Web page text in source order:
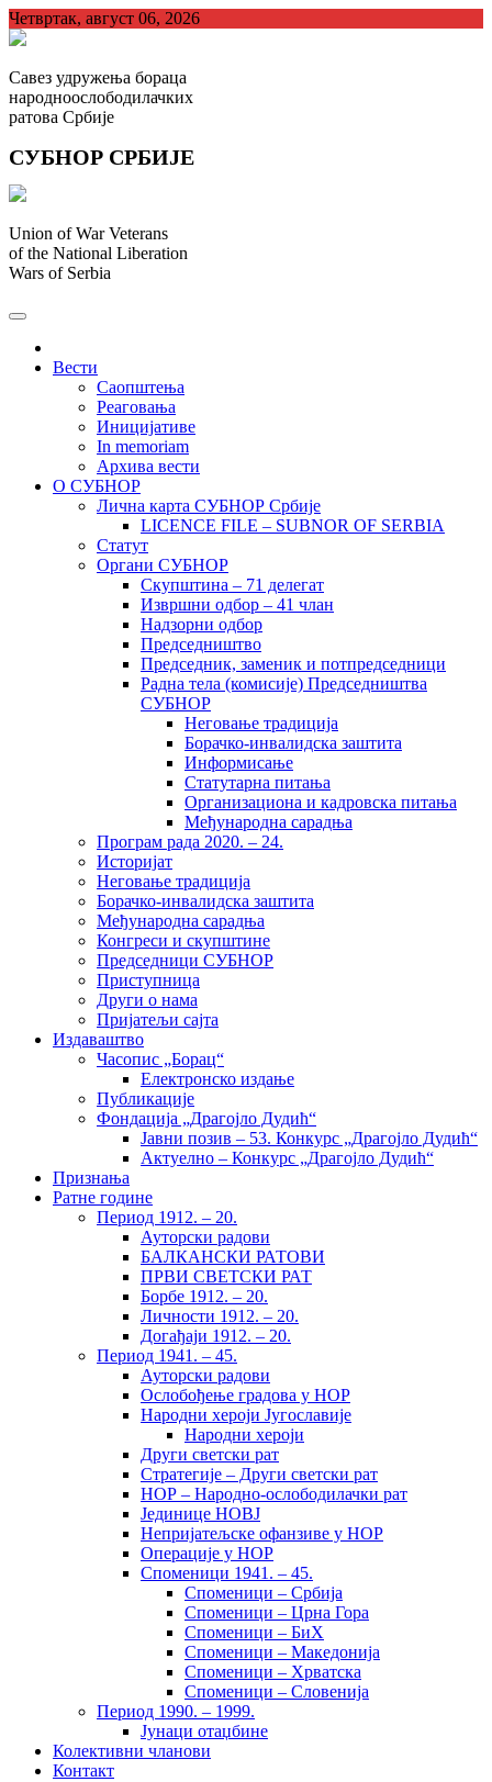
Skip
to
Четвртак, август 06, 2026
Савез удружења бораца
народноослободилачких
ратова Србије
СУБНОР СРБИЈЕ
Union of War Veterans
of the National Liberation
Wars of Serbia
Вести
Саопштења
Реаговања
Иницијативе
In memoriam
Архива вести
О СУБНОР
Лична карта СУБНОР Србије
LICENCE FILE – SUBNOR OF SERBIA
Статут
Органи СУБНОР
Скупштина – 71 делегат
Извршни одбор – 41 члан
Надзорни одбор
Председништво
Председник, заменик и потпредседници
Радна тела (комисије) Председништва
СУБНОР
Неговање традиција
Борачко-инвалидска заштита
Информисање
Статутарна питања
Организациона и кадровска питања
Међународна сарадња
Програм рада 2020. – 24.
Историјат
Неговање традиција
Борачко-инвалидска заштита
Међународна сарадња
Конгреси и скупштине
Председници СУБНОР
Приступница
Други о нама
Пријатељи сајта
Издаваштво
Часопис „Борац“
Електронско издање
Публикације
Фондација „Драгојло Дудић“
Јавни позив – 53. Конкурс „Драгојло Дудић“
Актуелно – Конкурс „Драгојло Дудић“
Признања
Ратне године
Период 1912. – 20.
Ауторски радови
БАЛКАНСКИ РАТОВИ
ПРВИ СВЕТСКИ РАТ
Борбе 1912. – 20.
Личности 1912. – 20.
Догађаји 1912. – 20.
Период 1941. – 45.
Ауторски радови
Ослобођење градова у НОР
Народни хероји Југославије
Народни хероји
Други светски рат
Стратегије – Други светски рат
НОР – Народно-ослободилачки рат
Јединице НОВЈ
Непријатељске офанзиве у НОР
Операције у НОР
Споменици 1941. – 45.
Споменици – Србија
Споменици – Црна Гора
Споменици – БиХ
Споменици – Македонија
Споменици – Хрватска
Споменици – Словенија
Период 1990. – 1999.
Јунаци отаџбине
Колективни чланови
Контакт